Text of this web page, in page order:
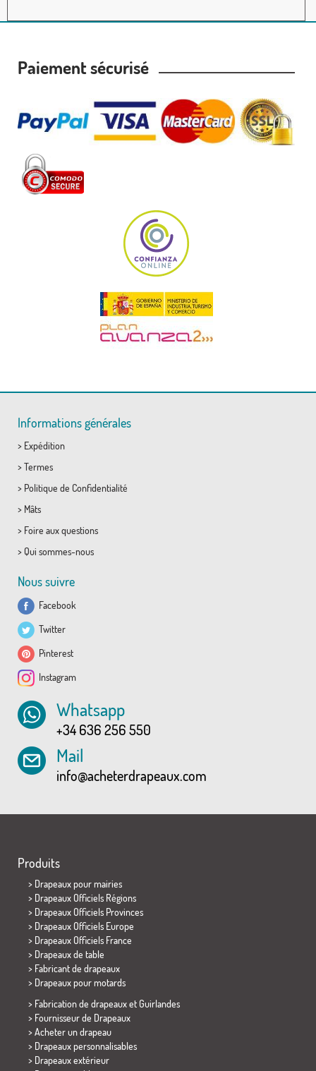
Paiement sécurisé
Informations générales
> Expédition
> Termes
> Politique de Confidentialité
> Mâts
> Foire aux questions
> Qui sommes-nous
Nous suivre
Facebook
Twitter
Pinterest
Instagram
Whatsapp
+34 636 256 550
Mail
info@acheterdrapeaux.com
Produits
> Drapeaux pour mairies
> Drapeaux Officiels Régions
> Drapeaux Officiels Provinces
> Drapeaux Officiels Europe
> Drapeaux Officiels France
> Drapeaux de table
> Fabricant de drapeaux
> Drapeaux pour motards
> Fabrication de drapeaux et Guirlandes
> Fournisseur de Drapeaux
> Acheter un drapeau
> Drapeaux personnalisables
> Drapeaux extérieur